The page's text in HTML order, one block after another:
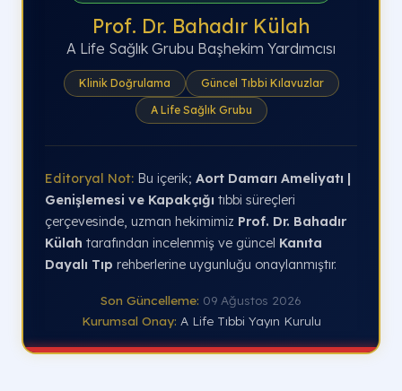
Prof. Dr. Bahadır Külah
A Life Sağlık Grubu Başhekim Yardımcısı
Klinik Doğrulama
Güncel Tıbbi Kılavuzlar
A Life Sağlık Grubu
Editoryal Not: Bu içerik; Aort Damarı Ameliyatı |
Genişlemesi ve Kapakçığı tıbbi süreçleri
çerçevesinde, uzman hekimimiz Prof. Dr. Bahadır
Külah tarafından incelenmiş ve güncel Kanıta
Dayalı Tıp rehberlerine uygunluğu onaylanmıştır.
Son Güncelleme: 09 Ağustos 2026
Kurumsal Onay: A Life Tıbbi Yayın Kurulu